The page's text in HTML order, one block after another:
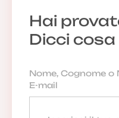
Hai
Dicci cosa